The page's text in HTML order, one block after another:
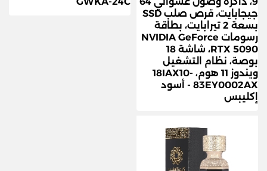
جيجابايت، قرص صلب SSD
بسعة 2 تيرابايت، بطاقة
رسومات NVIDIA GeForce
RTX 5090، شاشة 18
بوصة، نظام التشغيل
ويندوز 11 هوم، 18IAX10-
83EY0002AX - أسود
إكليبس